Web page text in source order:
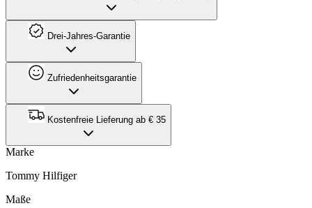
Drei-Jahres-Garantie
Zufriedenheitsgarantie
Kostenfreie Lieferung ab € 35
Marke
Tommy Hilfiger
Maße